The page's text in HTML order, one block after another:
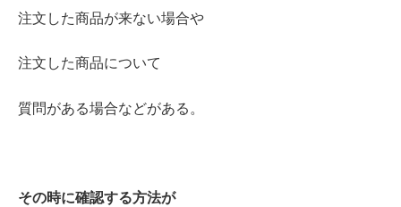
注文した商品が来ない場合や
注文した商品について
質問がある場合などがある。
その時に確認する方法が